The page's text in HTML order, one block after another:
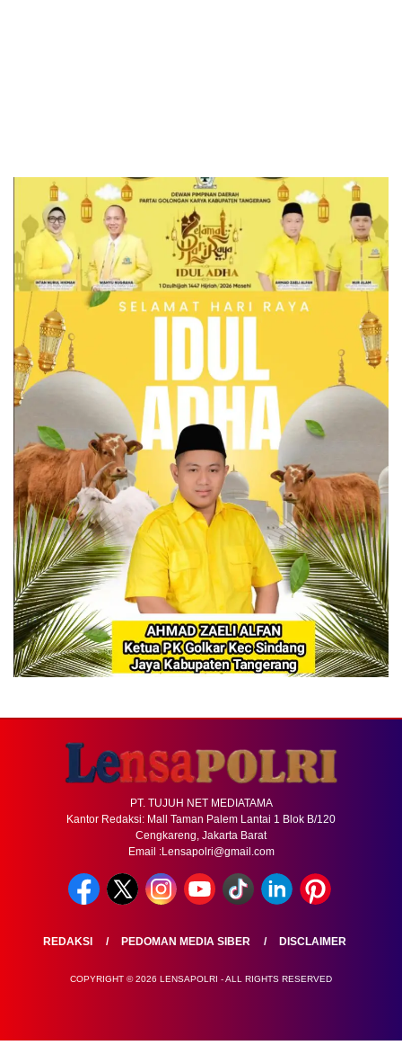
PT. TUJUH NET MEDIATAMA
Kantor Redaksi: Mall Taman Palem Lantai 1 Blok B/120
Cengkareng, Jakarta Barat
Email :Lensapolri@gmail.com
REDAKSI PEDOMAN MEDIA SIBER DISCLAIMER
COPYRIGHT © 2026 LENSAPOLRI - ALL RIGHTS RESERVED